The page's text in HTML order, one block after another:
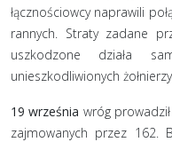
łącznościowcy naprawili
rannych. Straty zadane
uszkodzone działa
unieszkodliwionych
19 września wróg
zajmowanych przez 162.